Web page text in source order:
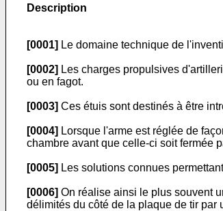
Description
[0001] Le domaine technique de
[0002] Les charges propulsives
ou en fagot.
[0003] Ces étuis sont destinés à être
[0004] Lorsque l'arme est réglée de
chambre avant que celle-ci soit fermée
[0005] Les solutions connues
[0006] On réalise ainsi le plus souvent
délimités du côté de la plaque de tir